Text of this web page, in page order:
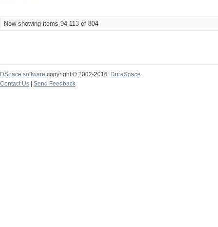
Now showing items 94-113 of 804
DSpace software copyright © 2002-2016
DuraSpace
Contact Us
Send Feedback